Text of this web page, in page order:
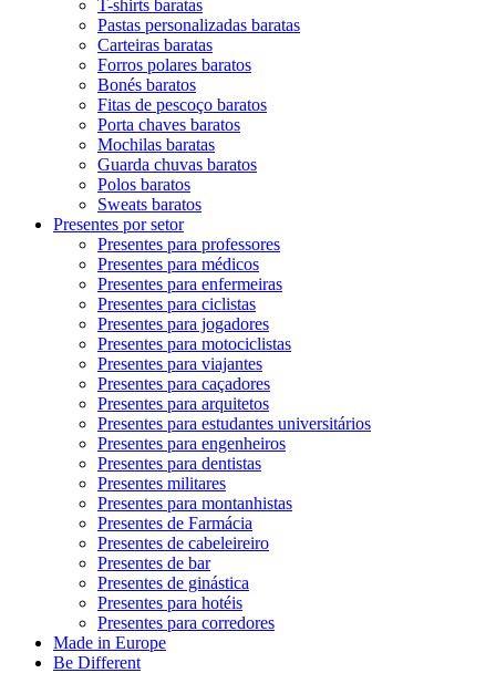
T-shirts baratas
Pastas personalizadas baratas
Carteiras baratas
Forros polares baratos
Bonés baratos
Fitas de pescoço baratos
Porta chaves baratos
Mochilas baratas
Guarda chuvas baratos
Polos baratos
Sweats baratos
Presentes por setor
Presentes para professores
Presentes para médicos
Presentes para enfermeiras
Presentes para ciclistas
Presentes para jogadores
Presentes para motociclistas
Presentes para viajantes
Presentes para caçadores
Presentes para arquitetos
Presentes para estudantes universitários
Presentes para engenheiros
Presentes para dentistas
Presentes militares
Presentes para montanhistas
Presentes de Farmácia
Presentes de cabeleireiro
Presentes de bar
Presentes de ginástica
Presentes para hotéis
Presentes para corredores
Made in Europe
Be Different